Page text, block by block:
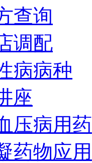
查询
调配
病病种
座
压病用药
药物应用